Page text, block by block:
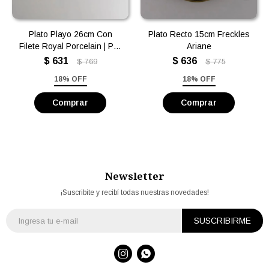
Plato Playo 26cm Con
Filete Royal Porcelain | Por
Unidad
$ 631 $ 769
18% OFF
Plato Recto 15cm Freckles
Ariane
$ 636 $ 775
18% OFF
Newsletter
¡Suscribite y recibí todas nuestras novedades!
SUSCRIBIRME
 